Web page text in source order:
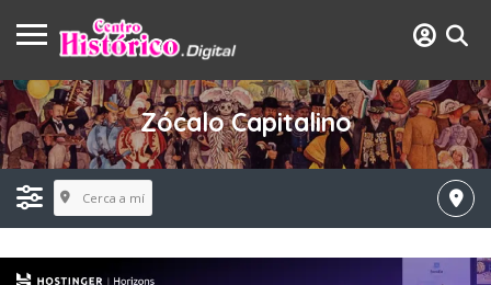
Zócalo Capitalino
Cerca a mí